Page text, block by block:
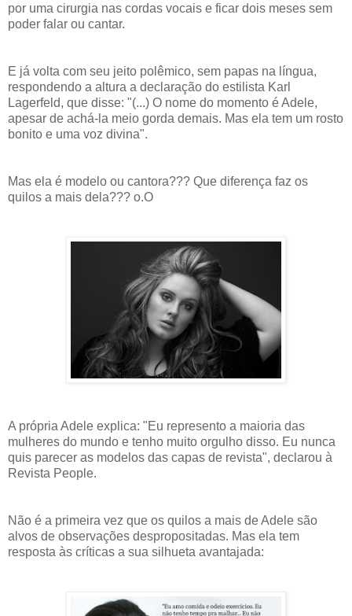
por uma cirurgia nas cordas vocais e ficar dois meses sem
poder falar ou cantar.
E já volta com seu jeito polêmico, sem papas na língua,
respondendo a altura a declaração do estilista Karl
Lagerfeld, que disse: "(...) O nome do momento é Adele,
apesar de achá-la meio gorda demais. Mas ela tem um rosto
bonito e uma voz divina".
Mas ela é modelo ou cantora??? Que diferença faz os
quilos a mais dela??? o.O
A própria Adele explica: "Eu represento a maioria das
mulheres do mundo e tenho muito orgulho disso. Eu nunca
quis parecer as modelos das capas de revista", declarou à
Revista People.
Não é a primeira vez que os quilos a mais de Adele são
alvos de observações despropositadas. Mas ela tem
resposta às críticas a sua silhueta avantajada: